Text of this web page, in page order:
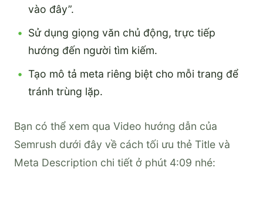
vào đây”.
Sử dụng giọng văn chủ động, trực tiếp
hướng đến người tìm kiếm.
Tạo mô tả meta riêng biệt cho mỗi trang để
tránh trùng lặp.
Bạn có thể xem qua Video hướng dẫn của
Semrush dưới đây về cách tối ưu thẻ Title và
Meta Description chi tiết ở phút 4:09 nhé: